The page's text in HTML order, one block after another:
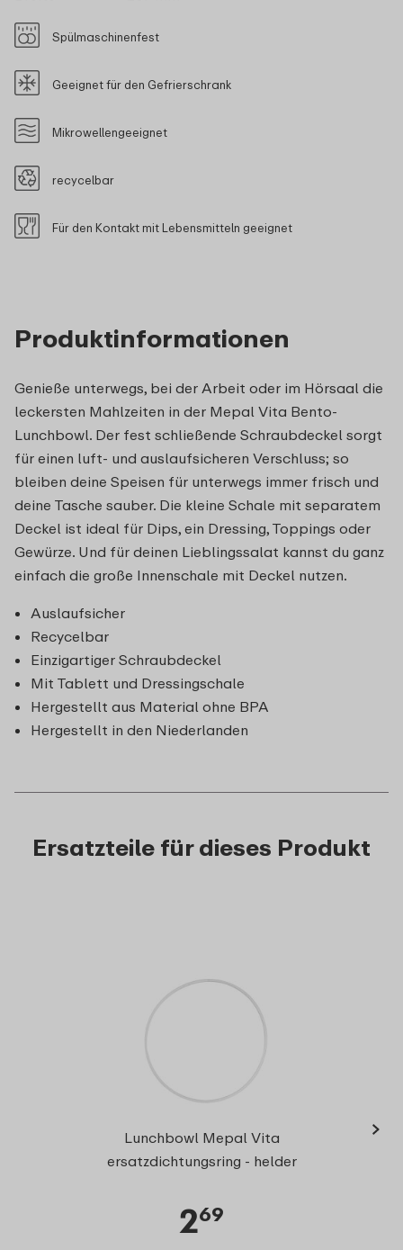
Produktinformationen
Genieße unterwegs, bei der Arbeit oder im Hörsaal die
leckersten Mahlzeiten in der Mepal Vita Bento-
Lunchbowl. Der fest schließende Schraubdeckel sorgt
für einen luft- und auslaufsicheren Verschluss; so
bleiben deine Speisen für unterwegs immer frisch und
deine Tasche sauber. Die kleine Schale mit separatem
Deckel ist ideal für Dips, ein Dressing, Toppings oder
Gewürze. Und für deinen Lieblingssalat kannst du ganz
einfach die große Innenschale mit Deckel nutzen.
Auslaufsicher
Recycelbar
Einzigartiger Schraubdeckel
Mit Tablett und Dressingschale
Hergestellt aus Material ohne BPA
Hergestellt in den Niederlanden
Spülmaschinenfest
Geeignet für den Gefrierschrank
Mikrowellengeeignet
recycelbar
Für den Kontakt mit Lebensmitteln geeignet
Ersatzteile für dieses Produkt
Lunchbowl Mepal Vita
ersatzdichtungsring - helder
269
›